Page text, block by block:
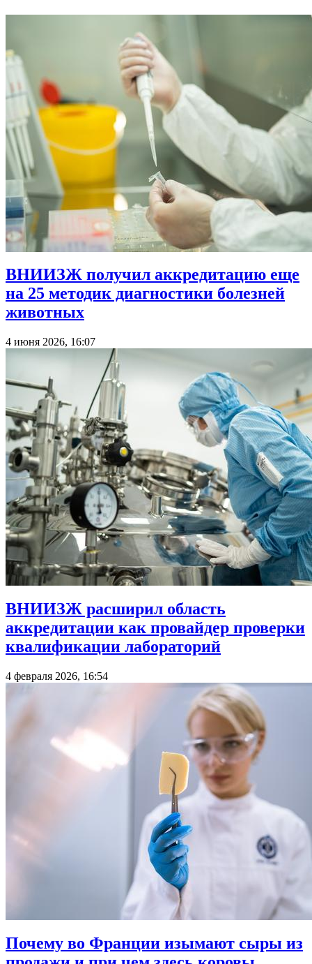
ВНИИЗЖ получил аккредитацию еще
на 25 методик диагностики болезней
животных
4 июня 2026, 16:07
ВНИИЗЖ расширил область
аккредитации как провайдер проверки
квалификации лабораторий
4 февраля 2026, 16:54
Почему во Франции изымают сыры из